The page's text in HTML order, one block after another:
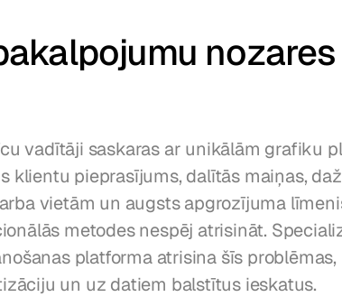
nozares
vadītāji saskaras ar unikālām grafiku
klientu pieprasījums, dalītās maiņas,
vietām un augsts apgrozījuma
metodes nespēj atrisināt.
platforma atrisina šīs
un uz datiem balstītus ieskatus.